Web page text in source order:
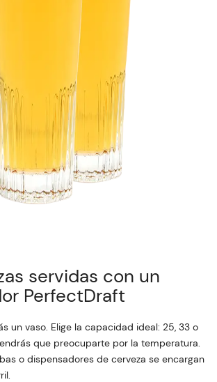
servidas con un
PerfectDraft
un vaso. Elige la capacidad ideal: 25, 33 o
que preocuparte por la temperatura.
o dispensadores de cerveza se encargan